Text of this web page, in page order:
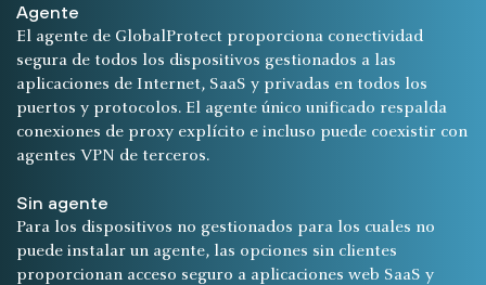
Agente
El agente de GlobalProtect proporciona conectividad
segura de todos los dispositivos gestionados a las
aplicaciones de Internet, SaaS y privadas en todos los
puertos y protocolos. El agente único unificado respalda
conexiones de proxy explícito e incluso puede coexistir con
agentes VPN de terceros.
Sin agente
Para los dispositivos no gestionados para los cuales no
puede instalar un agente, las opciones sin clientes
proporcionan acceso seguro a aplicaciones web SaaS y